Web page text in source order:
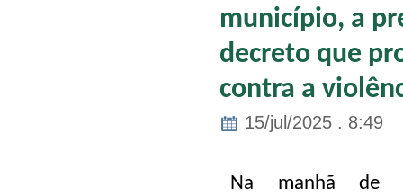
município, a
decreto que
contra a
15/jul/2025 . 8:49
Na manhã de